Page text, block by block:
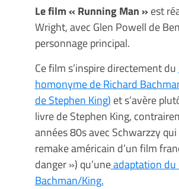
Le film « Running Man » est
Wright, avec Glen Powell de
personnage principal.
Ce film s’inspire directement du
homonyme de Richard
de Stephen King) et s’avère
livre de Stephen King,
années 80s avec Schwarzzy
remake américain d’un film
danger ») qu’uneadaptation du
Bachman/King.